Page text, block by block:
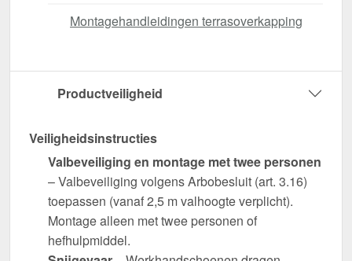
Montagehandleidingen terrasoverkapping
Productveiligheid
Veiligheidsinstructies
Valbeveiliging en montage met twee personen
– Valbeveiliging volgens Arbobesluit (art. 3.16)
toepassen (vanaf 2,5 m valhoogte verplicht).
Montage alleen met twee personen of
hefhulpmiddel.